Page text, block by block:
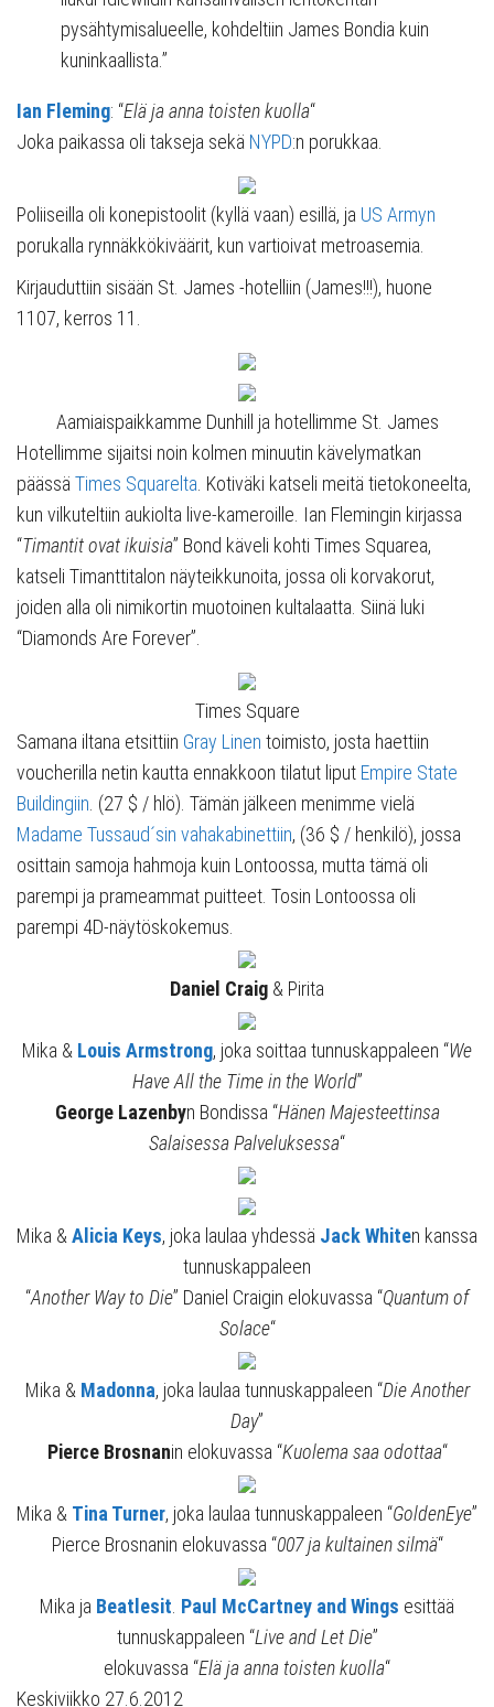
pysähtymisalueelle, kohdeltiin James Bondia kuin
kuninkaallista.”
Ian Fleming: “Elä ja anna toisten kuolla“
Joka paikassa oli takseja sekä NYPD:n porukkaa.
Poliiseilla oli konepistoolit (kyllä vaan) esillä, ja US Armyn
porukalla rynnäkkökiväärit, kun vartioivat metroasemia.
Kirjauduttiin sisään St. James -hotelliin (James!!!), huone
1107, kerros 11.
Aamiaispaikkamme Dunhill ja hotellimme St. James
Hotellimme sijaitsi noin kolmen minuutin kävelymatkan
päässä Times Squarelta . Kotiväki katseli meitä tietokoneelta,
kun vilkuteltiin aukiolta live-kameroille. Ian Flemingin kirjassa
“Timantit ovat ikuisia” Bond käveli kohti Times Squarea,
katseli Timanttitalon näyteikkunoita, jossa oli korvakorut,
joiden alla oli nimikortin muotoinen kultalaatta. Siinä luki
“Diamonds Are Forever”.
Times Square
Samana iltana etsittiin Gray Linen toimisto, josta haettiin
voucherilla netin kautta ennakkoon tilatut liput Empire State
Buildingiin . (27 $ / hlö). Tämän jälkeen menimme vielä
Madame Tussaud´sin vahakabinettiin, (36 $ / henkilö), jossa
osittain samoja hahmoja kuin Lontoossa, mutta tämä oli
parempi ja prameammat puitteet. Tosin Lontoossa oli
parempi 4D-näytöskokemus.
Daniel Craig & Pirita
Mika & Louis Armstrong, joka soittaa tunnuskappaleen “We
Have All the Time in the World”
George Lazenbyn Bondissa “Hänen Majesteettinsa
Salaisessa Palveluksessa“
Mika & Alicia Keys, joka laulaa yhdessä Jack Whiten kanssa
tunnuskappaleen
“Another Way to Die” Daniel Craigin elokuvassa “Quantum of
Solace“
Mika & Madonna, joka laulaa tunnuskappaleen “Die Another
Day”
Pierce Brosnanin elokuvassa “Kuolema saa odottaa“
Mika & Tina Turner, joka laulaa tunnuskappaleen “GoldenEye”
Pierce Brosnanin elokuvassa “007 ja kultainen silmä“
Mika ja Beatlesit Paul McCartney and Wings esittää
tunnuskappaleen “Live and Let Die”
elokuvassa “Elä ja anna toisten kuolla“
Keskiviikko 27.6.2012